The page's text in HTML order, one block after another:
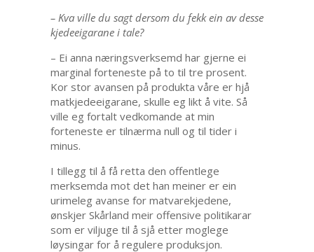
– Kva ville du sagt dersom du fekk ein av desse
kjedeeigarane i tale?
– Ei anna næringsverksemd har gjerne ei
marginal forteneste på to til tre prosent.
Kor stor avansen på produkta våre er hjå
matkjedeeigarane, skulle eg likt å vite. Så
ville eg fortalt vedkomande at min
forteneste er tilnærma null og til tider i
minus.
I tillegg til å få retta den offentlege
merksemda mot det han meiner er ein
urimeleg avanse for matvarekjedene,
ønskjer Skårland meir offensive politikarar
som er viljuge til å sjå etter moglege
løysingar for å regulere produksjon.